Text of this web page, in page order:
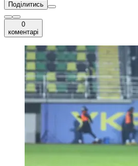
Поділитись
0
коментарі